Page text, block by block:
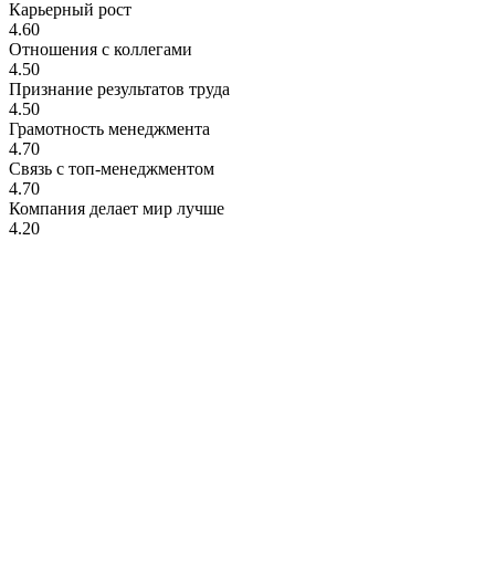
Карьерный рост
4.60
Отношения с коллегами
4.50
Признание результатов труда
4.50
Грамотность менеджмента
4.70
Связь с топ-менеджментом
4.70
Компания делает мир лучше
4.20